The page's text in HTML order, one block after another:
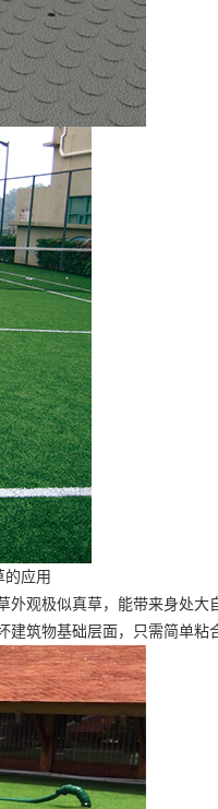
的应用
观极似真草，能带来身处大
筑物基础层面，只需简单粘